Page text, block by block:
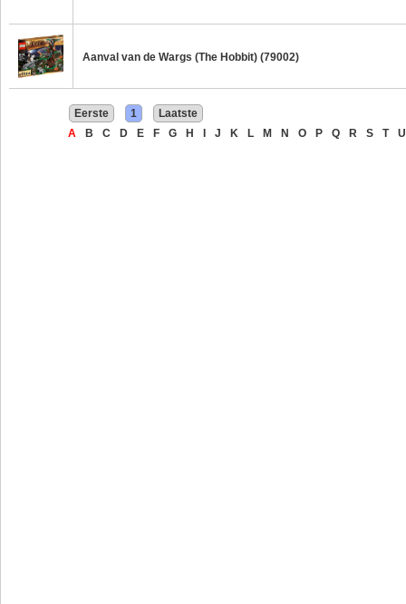
Aanval van de Wargs (The Hobbit) (79002)
Eerste 1
Laatste
A
B C D E F G H J K L M N O P Q R S T U